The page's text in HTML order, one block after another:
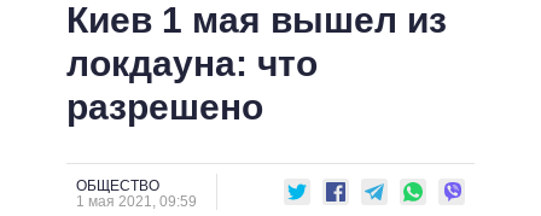
ЛЕНТА
СОБЫТИЯ
СТАТЬИ
МНЕНИЯ
ОБЗОРЫ
ДАЙДЖЕСТЫ
ПОЛИТИКА
ЭКОНОМИКА
ОБЕЩАНИЯ
ПОЛИТИКИ
ВСЕ ПОЛИТИКИ
ПРЕЗИДЕНТ И ОФИС
ВЕРХОВНАЯ РАДА
ВИДЕО
Киев 1 мая вышел из
локдауна: что
разрешено
ОБЩЕСТВО
1 мая 2021, 09:59